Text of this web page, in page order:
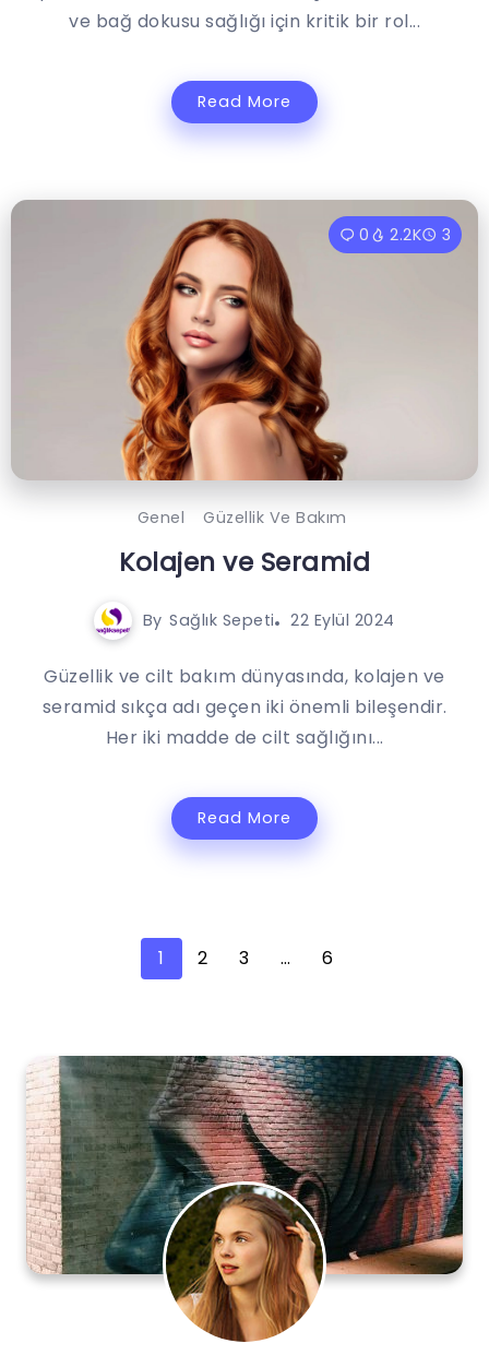
ve bağ dokusu sağlığı için kritik bir rol...
Read More
0 2.2K 3
Genel Güzellik Ve Bakım
Kolajen ve Seramid
By Sağlık Sepeti 22 Eylül 2024
Güzellik ve cilt bakım dünyasında, kolajen ve
seramid sıkça adı geçen iki önemli bileşendir.
Her iki madde de cilt sağlığını...
Read More
1 2 3 … 6